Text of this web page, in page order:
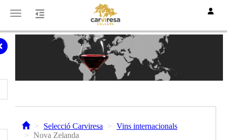
Toggle navigation
Selecció Carviresa
Vins internacionals
Nova Zelanda